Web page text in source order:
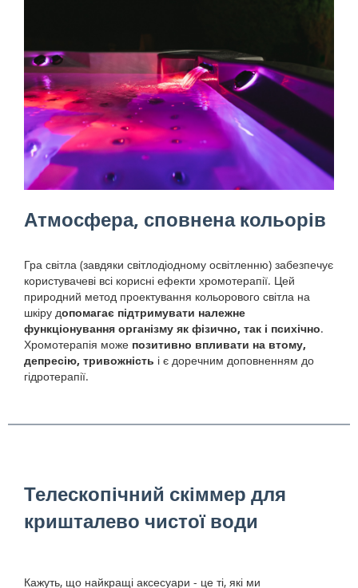
Атмосфера, сповнена кольорів
Гра світла (завдяки світлодіодному освітленню) забезпечує
користувачеві всі корисні ефекти хромотерапії. Цей
природний метод проектування кольорового світла на
шкіру допомагає підтримувати належне
функціонування організму як фізично, так і психічно.
Хромотерапія може позитивно впливати на втому,
депресію, тривожність і є доречним доповненням до
гідротерапії.
Телескопічний скіммер для
кришталево чистої води
Кажуть, що найкращі аксесуари - це ті, які ми